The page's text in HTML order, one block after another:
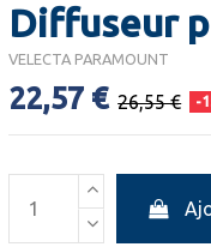
Diffuseur
VELECTA PARAMOUNT
22,57 € 26,55 € -